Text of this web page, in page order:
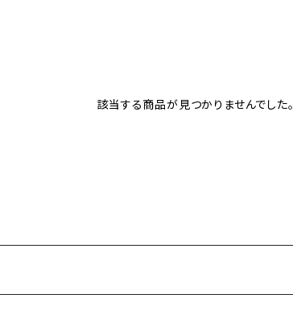
該当する商品が見つかりませんでした。